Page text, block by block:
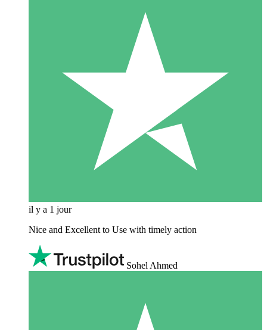
il y a 1 jour
Nice and Excellent to Use with timely action
Sohel Ahmed